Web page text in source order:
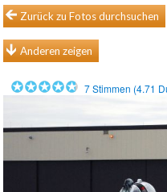
Zurück zu Fotos durchsuchen
Anderen zeigen
7Stimmen (4.71